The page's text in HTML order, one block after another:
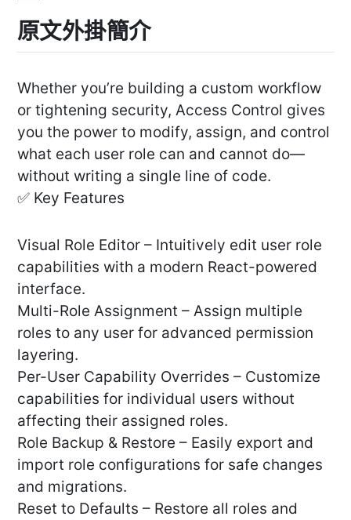
原文外掛簡介
Whether you’re building a custom workflow
or tightening security, Access Control gives
you the power to modify, assign, and control
what each user role can and cannot do—
without writing a single line of code.
✅ Key Features
Visual Role Editor – Intuitively edit user role
capabilities with a modern React-powered
interface.
Multi-Role Assignment – Assign multiple
roles to any user for advanced permission
layering.
Per-User Capability Overrides – Customize
capabilities for individual users without
affecting their assigned roles.
Role Backup & Restore – Easily export and
import role configurations for safe changes
and migrations.
Reset to Defaults – Restore all roles and